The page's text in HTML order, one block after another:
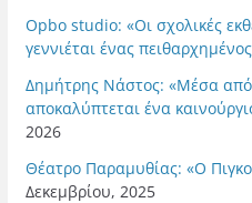
Opbo studio: «Οι σχολικές
γεννιέται ένας
Δημήτρης Νάστος: «Μέσα
αποκαλύπτεται ένα
2026
Θέατρο Παραμυθίας: «Ο
Δεκεμβρίου, 2025